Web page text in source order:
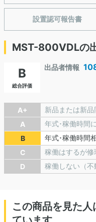
設置認可報告書
MST-800VDLの
B
総合評価
出品者情報
A+
新品または新品
A
年式･稼働時間
B
年式･稼働時間
C
稼働はするが
D
稼働しない（
この商品を見た